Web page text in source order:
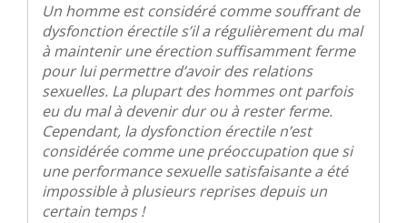
Un homme est considéré comme souffrant de
dysfonction érectile s’il a régulièrement du mal
à maintenir une érection suffisamment ferme
pour lui permettre d’avoir des relations
sexuelles. La plupart des hommes ont parfois
eu du mal à devenir dur ou à rester ferme.
Cependant, la dysfonction érectile n’est
considérée comme une préoccupation que si
une performance sexuelle satisfaisante a été
impossible à plusieurs reprises depuis un
certain temps !